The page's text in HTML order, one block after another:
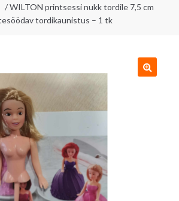
/ WILTON printsessi nukk tordile 7,5 cm
tordikaunistus – 1 tk